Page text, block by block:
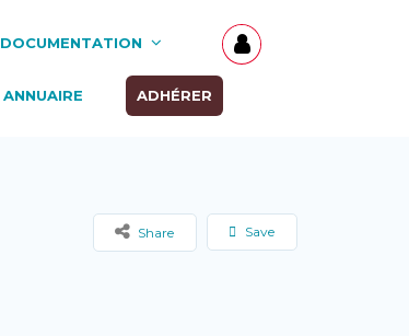
DOCUMENTATION
ANNUAIRE ADHÉRER
Save
Share